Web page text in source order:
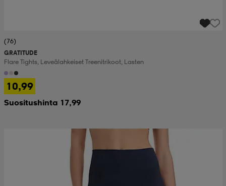
(76)
GRATITUDE
Flare Tights, Leveälahkeiset Treenitrikoot, Lasten
10,99
Suositushinta 17,99